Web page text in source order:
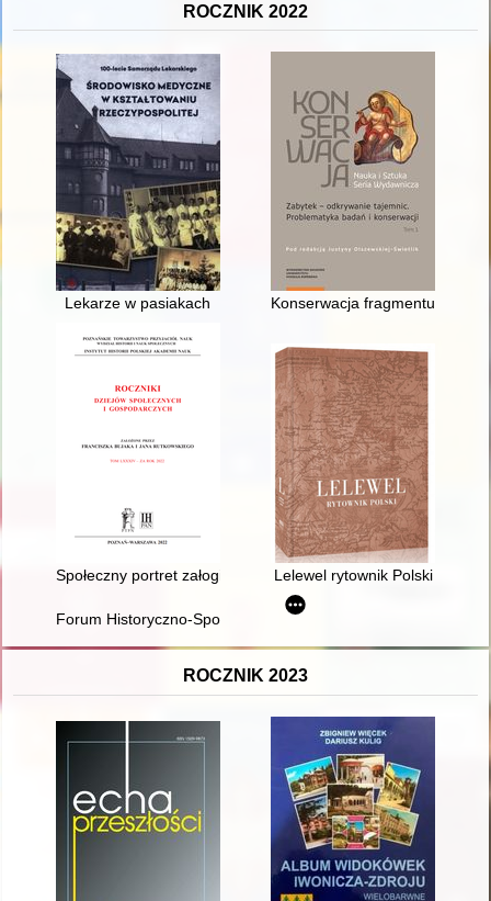
ROCZNIK 2022
Lekarze w pasiakach Konserwacja fragmentu
Społeczny portret załogi Fabryki Samochodów Osobowych
Lelewel rytownik Polski
Forum Historyczno-Społeczne : rocznik Polskiego
ROCZNIK 2023